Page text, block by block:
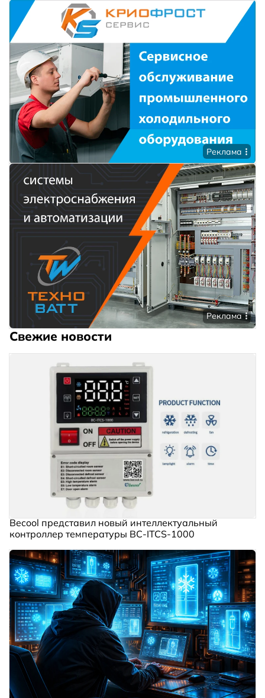
Реклама
Реклама
Свежие новости
Becool представил новый интеллектуальный
контроллер температуры BC‑ITCS‑1000